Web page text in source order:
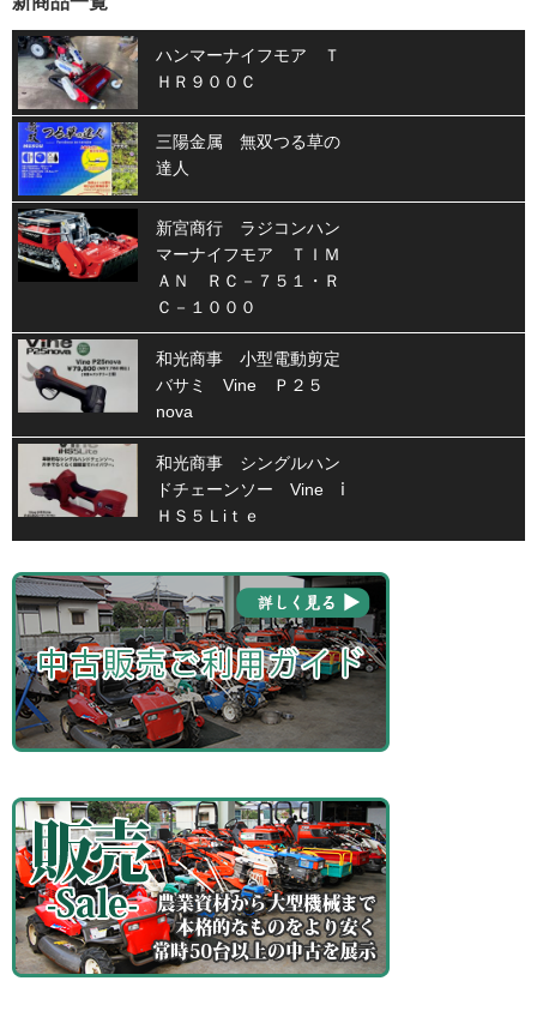
ハンマーナイフモア Ｔ
ＨＲ９００Ｃ
三陽金属 無双つる草の
達人
新宮商行 ラジコンハン
マーナイフモア ＴＩＭ
ＡＮ ＲＣ－７５１・Ｒ
Ｃ－１０００
和光商事 小型電動剪定
バサミ Vine Ｐ２５
nova
和光商事 シングルハン
ドチェーンソー Vine ⅰ
ＨＳ５Ｌiｔｅ